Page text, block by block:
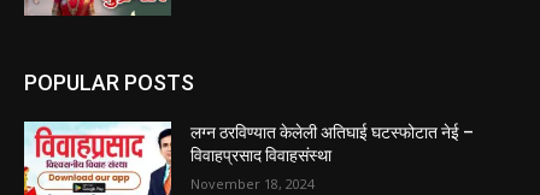
POPULAR POSTS
लग्न ठरविण्यात केलेली अतिघाई घटस्फोटात नेई –
विवाहप्रसाद विवाहसंस्था
November 18, 2024